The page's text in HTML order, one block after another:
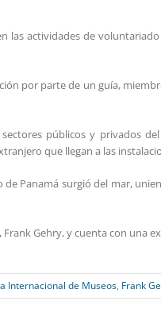
las actividades de
por parte de un guía,
públicos y privados
que llegan a las
Panamá surgió del mar,
Gehry, y cuenta con una
Internacional de Museos, Frank